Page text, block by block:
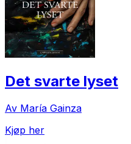
Det svarte lyset
Av María Gainza
Kjøp her